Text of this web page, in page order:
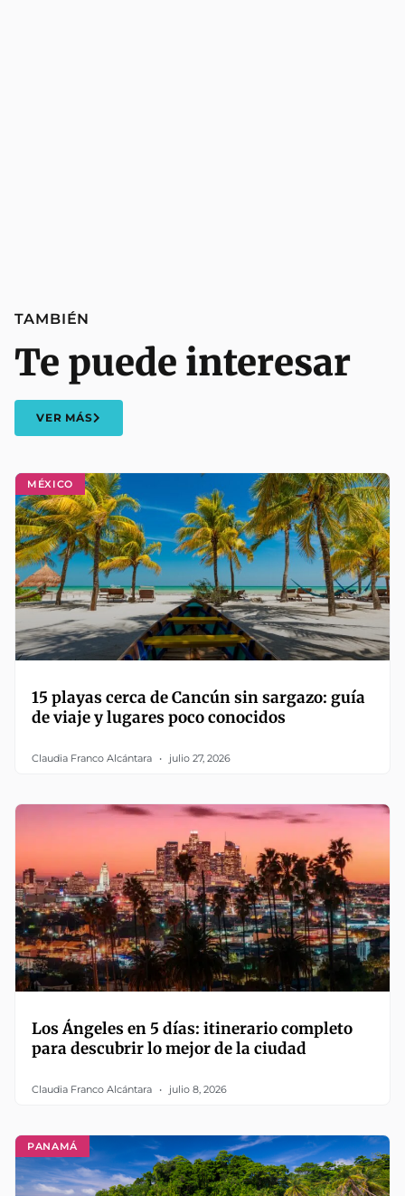
TAMBIÉN
Te puede interesar
VER MÁS
MÉXICO
15 playas cerca de Cancún sin sargazo: guía
de viaje y lugares poco conocidos
Claudia Franco Alcántara julio 27, 2026
Los Ángeles en 5 días: itinerario completo
para descubrir lo mejor de la ciudad
Claudia Franco Alcántara julio 8, 2026
PANAMÁ